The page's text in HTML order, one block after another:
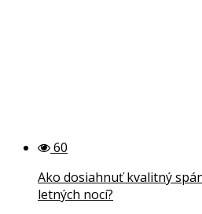
60
Ako dosiahnuť kvalitný
letných nocí?